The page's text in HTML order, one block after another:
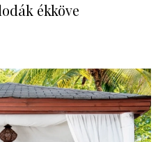
ékköve